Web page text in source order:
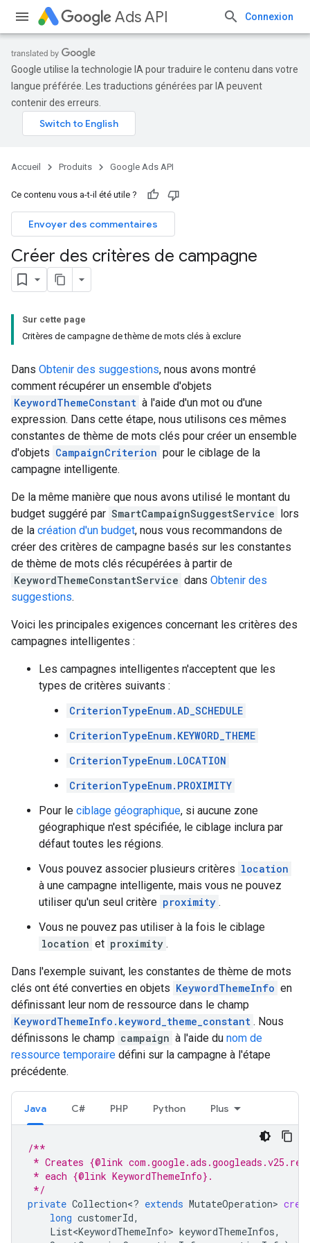
Ads API Connexion
Google utilise la technologie IA pour traduire le contenu dans votre
langue préférée. Les traductions générées par IA peuvent
contenir des erreurs.
Accueil Produits Google Ads API
Ce contenu vous a-t-il été utile ?
Envoyer des commentaires
Créer des critères de campagne
Sur cette page
Critères de campagne de thème de mots clés à exclure
Dans Obtenir des suggestions, nous avons montré
comment récupérer un ensemble d'objets
KeywordThemeConstant à l'aide d'un mot ou d'une
expression. Dans cette étape, nous utilisons ces mêmes
constantes de thème de mots clés pour créer un ensemble
d'objets CampaignCriterion pour le ciblage de la
campagne intelligente.
De la même manière que nous avons utilisé le montant du
budget suggéré par SmartCampaignSuggestService lors
de la création d'un budget, nous vous recommandons de
créer des critères de campagne basés sur les constantes
de thème de mots clés récupérées à partir de
KeywordThemeConstantService dans Obtenir des
suggestions.
Voici les principales exigences concernant les critères des
campagnes intelligentes :
Les campagnes intelligentes n'acceptent que les
types de critères suivants :
CriterionTypeEnum.AD_SCHEDULE
CriterionTypeEnum.KEYWORD_THEME
CriterionTypeEnum.LOCATION
CriterionTypeEnum.PROXIMITY
Pour le ciblage géographique, si aucune zone
géographique n'est spécifiée, le ciblage inclura par
défaut toutes les régions.
Vous pouvez associer plusieurs critères location
à une campagne intelligente, mais vous ne pouvez
utiliser qu'un seul critère proximity .
Vous ne pouvez pas utiliser à la fois le ciblage
location et proximity .
Dans l'exemple suivant, les constantes de thème de mots
clés ont été converties en objets KeywordThemeInfo en
définissant leur nom de ressource dans le champ
KeywordThemeInfo.keyword_theme_constant . Nous
définissons le champ campaign à l'aide du nom de
ressource temporaire défini sur la campagne à l'étape
précédente.
Java C# PHP Python Plus
/**
* Creates {@link
* each {@link KeywordThemeInfo}.
*/
private Collection<? extends MutateOperation>
long customerId,
List<KeywordThemeInfo> keywordThemeInfos,